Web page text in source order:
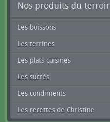
Nos produits du terroir
Les boissons
Les terrines
Les plats cuisinés
Les sucrés
Les condiments
Les recettes de Christine